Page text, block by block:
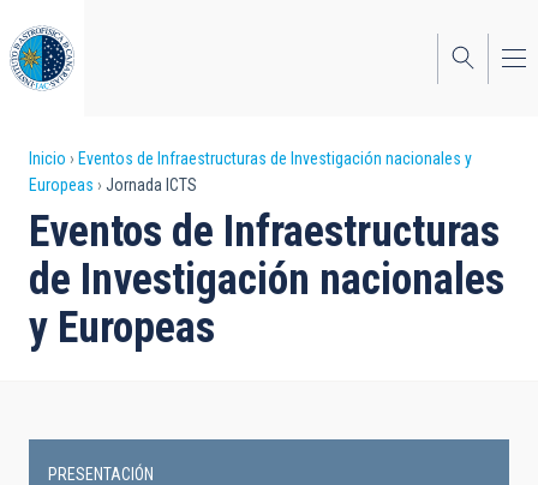
al
contenido
principal
Sobrescribir
enlaces
de
ayuda
a
Inicio
Eventos de Infraestructuras de Investigación nacionales y
Europeas
Jornada ICTS
Eventos de Infraestructuras
de Investigación nacionales
y Europeas
PRESENTACIÓN